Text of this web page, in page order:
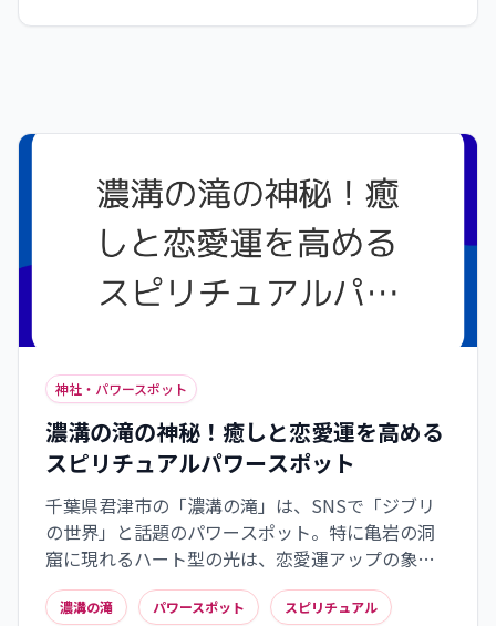
神社・パワースポット
濃溝の滝の神秘！癒しと恋愛運を高める
スピリチュアルパワースポット
千葉県君津市の「濃溝の滝」は、SNSで「ジブリ
の世界」と話題のパワースポット。特に亀岩の洞
窟に現れるハート型の光は、恋愛運アップの象徴
とされています。清らかな水の流れと豊かな自然が
織りなすスピリチュアルなエネルギーは、心身に
濃溝の滝 パワースポット スピリチュアル